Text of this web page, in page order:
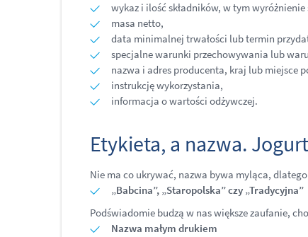
wykaz i ilość składników, w tym
masa netto,
data minimalnej trwałości lub termin
specjalne warunki przechowywania lub
nazwa i adres producenta, kraj lub miejsce
instrukcję wykorzystania,
informacja o wartości odżywczej.
Etykieta, a nazwa.
Nie ma co ukrywać, nazwa bywa myląca,
„Babcina”, „Staropolska” czy „Tradycyjna”
Podświadomie budzą w nas większe zaufanie,
Nazwa małym drukiem